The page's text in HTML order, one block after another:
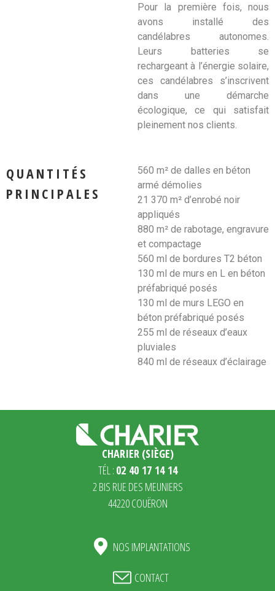
Pour la première fois, nous
avons installé des
candélabres autonomes.
Leurs batteries se
rechargeant à l’énergie solaire,
ces candélabres s’inscrivent
dans une démarche
écologique, ce qui satisfait
pleinement nos clients.
QUANTITÉS
PRINCIPALES
560 m² de dalles en béton
armé démolies
21 370 m² d’enrobé noir
appliqués
880 m² de rabotage, engravure
et compactage
560 ml de bordures T2 béton
130 ml de murs en L en béton
préfabriqué posés
130 ml de murs LEGO en
béton préfabriqué posés
255 ml de réseaux d’eaux
pluviales
840 ml de réseaux d’éclairage
CHARIER (SIÈGE)
TÉL : 02 40 17 14 14
2 BIS RUE DES MEUNIERS
44220 COUËRON
NOS IMPLANTATIONS
CONTACT